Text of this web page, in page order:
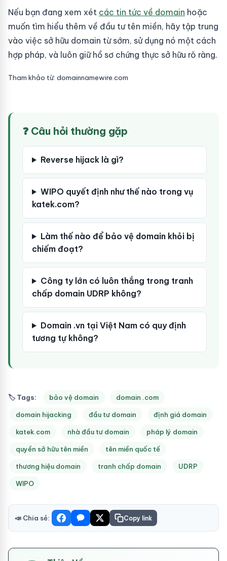
Nếu bạn đang xem xét các tin tức về domain hoặc
muốn tìm hiểu thêm về đầu tư tên miền, hãy tập trung
vào việc sở hữu domain từ sớm, sử dụng nó một cách
hợp pháp, và luôn giữ hồ sơ chứng thực sở hữu rõ ràng.
Tham khảo từ: domainnamewire.com
❓ Câu hỏi thường gặp
Reverse hijack là gì?
WIPO quyết định như thế nào trong vụ
katek.com?
Làm thế nào để bảo vệ domain khỏi bị
chiếm đoạt?
Công ty lớn có luôn thắng trong tranh
chấp domain UDRP không?
Domain .vn tại Việt Nam có quy định
tương tự không?
🏷 Tags: bảo vệ domain domain .com
domain hijacking đầu tư domain định giá domain
katek.com nhà đầu tư domain pháp lý domain
quyền sở hữu tên miền tên miền quốc tế
thương hiệu domain tranh chấp domain UDRP
WIPO
📣 Chia sẻ: Copy link